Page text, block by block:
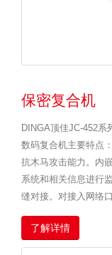
保密复合机
DINGA顶佳JC-452系
数码复合机主要特点
抗木马攻击能力。内
系统和相关信息进行
缝对接。对接入网络
了解详情